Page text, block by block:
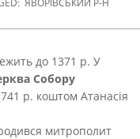
ЯВОРІВСЬКИЙ Р-Н
до 1371 р. У
Собору
р. коштом Атанасія
митрополит